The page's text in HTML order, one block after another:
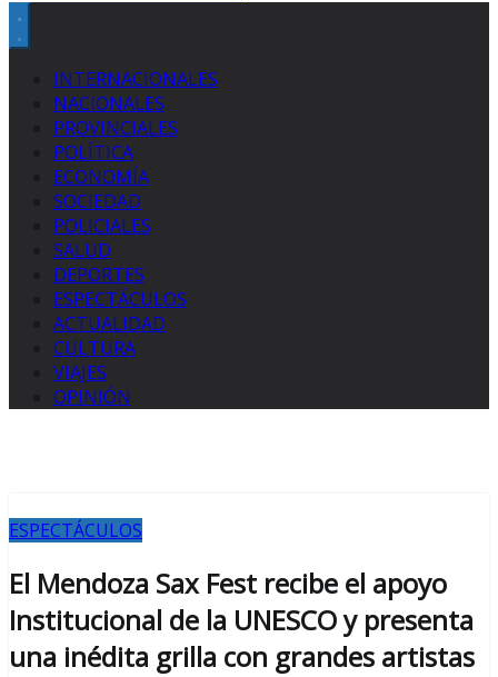
INTERNACIONALES
NACIONALES
PROVINCIALES
POLÍTICA
ECONOMÍA
SOCIEDAD
POLICIALES
SALUD
DEPORTES
ESPECTÁCULOS
ACTUALIDAD
CULTURA
VIAJES
OPINIÓN
ESPECTÁCULOS
El Mendoza Sax Fest recibe el apoyo
Institucional de la UNESCO y presenta
una inédita grilla con grandes artistas